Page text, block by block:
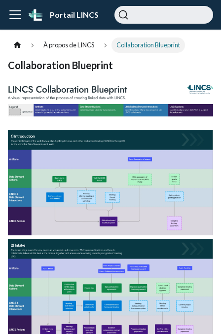
Portail LINCS
À propos de LINCS Collaboration Blueprint
Collaboration Blueprint